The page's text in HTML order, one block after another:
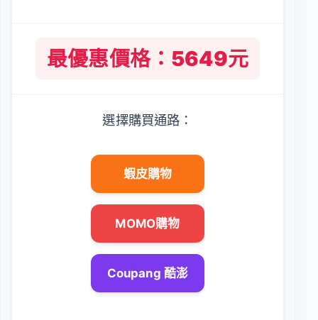
最優惠價格：5649元
選擇購買通路：
蝦皮購物
MOMO購物
Coupang 酷澎